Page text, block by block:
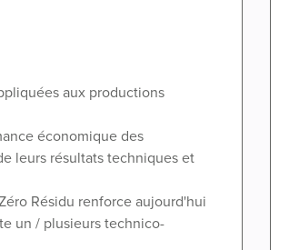
aux productions
économique des
leurs résultats techniques et
Résidu renforce aujourd'hui
un / plusieurs technico-